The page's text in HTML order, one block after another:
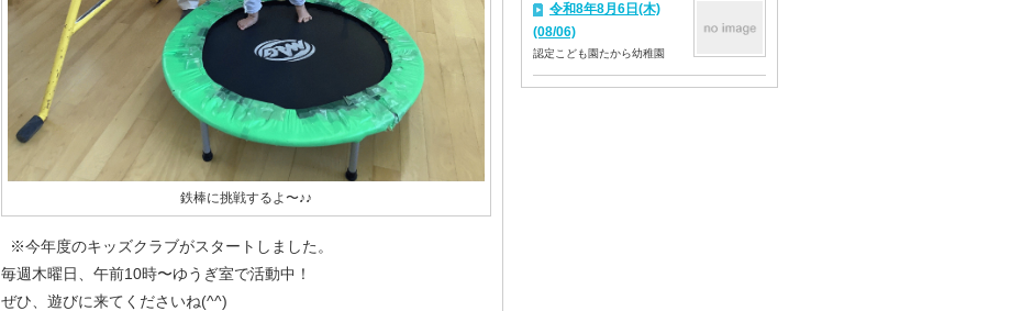
鉄棒に挑戦するよ〜♪♪
※今年度のキッズクラブがスタートしました。
毎週木曜日、午前10時〜ゆうぎ室で活動中！
ぜひ、遊びに来てくださいね(^^)
令和8年8月6日(木)
(08/06)
認定こども園たから幼稚園